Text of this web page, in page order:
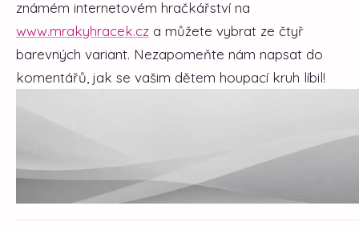
známém internetovém hračkářství na
www.mrakyhracek.cz a můžete vybrat ze čtyř
barevných variant. Nezapomeňte nám napsat do
komentářů, jak se vašim dětem houpací kruh líbil!